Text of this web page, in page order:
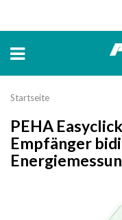
Startseite
PEHA
Empfänger